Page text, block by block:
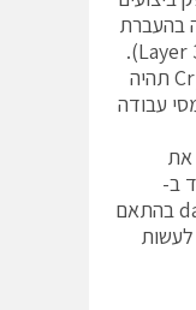
בהעברת
לפלטפורמת ה-Crystal Forest תהיה
עבודה
את
ב-
control plane וב-data plane בהתאם